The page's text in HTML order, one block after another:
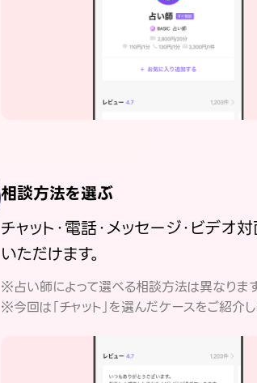
相談方法を選ぶ
チャット・電話・メッセージ・ビデオ
いただけます。
※占い師によって選べる相談方法は異なりま
※今回は「チャット」を選んだケースをご紹介